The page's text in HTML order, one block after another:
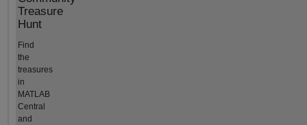
Treasure
Hunt
Find
the
treasures
in
MATLAB
Central
and